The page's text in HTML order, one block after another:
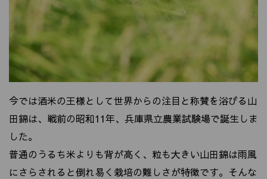
今では酒米の王様として世界からの注目と称賛を浴びる山
田錦は、戦前の昭和11年、兵庫県立農業試験場で誕生しま
した。
普通のうるち米よりも背が高く、粒も大きい山田錦は雨風
にさらされると倒れ易く栽培の難しさが特徴です。そんな